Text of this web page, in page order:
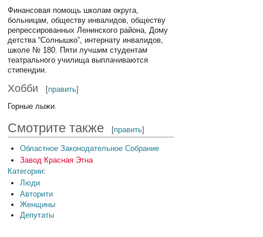
Финансовая помощь школам округа,
больницам, обществу инвалидов, обществу
репрессированных Ленинского района, Дому
детства “Солнышко”, интернату инвалидов,
школе № 180. Пяти лучшим студентам
театрального училища выплачиваются
стипендии.
Хобби [править]
Горные лыжи.
Смотрите также [править]
Областное Законодательное Собрание
Завод Красная Этна
Категории:
Люди
Авторити
Женщины
Депутаты